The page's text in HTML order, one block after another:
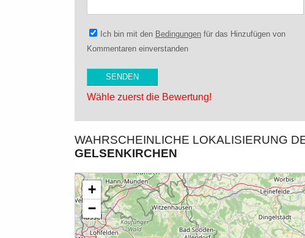
Ich bin mit den Bedingungen für das Hinzufügen von
Kommentaren einverstanden
Wähle zuerst die Bewertung!
WAHRSCHEINLICHE LOKALISIERUNG
GELSENKIRCHEN